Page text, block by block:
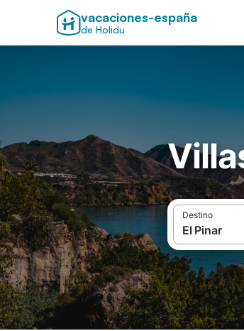
vacaciones-españa
de Holidu
Destino